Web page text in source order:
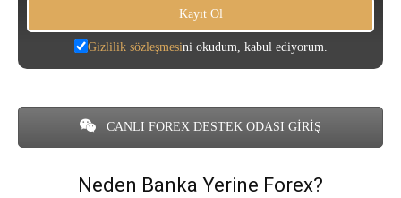
Gizlilik sözleşmesini okudum, kabul ediyorum.
CANLI FOREX DESTEK ODASI GİRİŞ
Neden Banka Yerine Forex?